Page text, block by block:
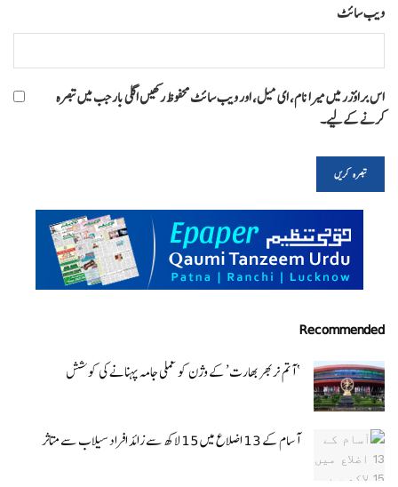
ویب‌ سائٹ
اس براؤزر میں میرا نام، ای میل، اور ویب سائٹ محفوظ رکھیں اگلی بار جب میں تبصرہ
کرنے کےلیے۔
Recommended
‘ آتم نربھر بھارت’ کے وژن کو عملی جامہ پہنانے کی کوشش
آسام کے 13 اضلاع میں 15 لاکھ سے زائد افراد سیلاب سے متاثر